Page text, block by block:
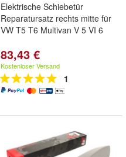
Elektrische Schiebetür
Reparatursatz rechts mitte für
VW T5 T6 Multivan V 5 VI 6
83,43 €
Kostenloser Versand
1